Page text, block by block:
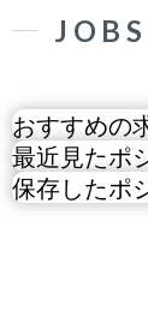
おすすめの
最近見たポ
保存したポ